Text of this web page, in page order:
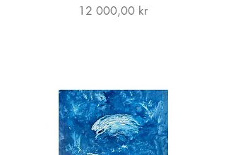
Pris
12 000,00 kr